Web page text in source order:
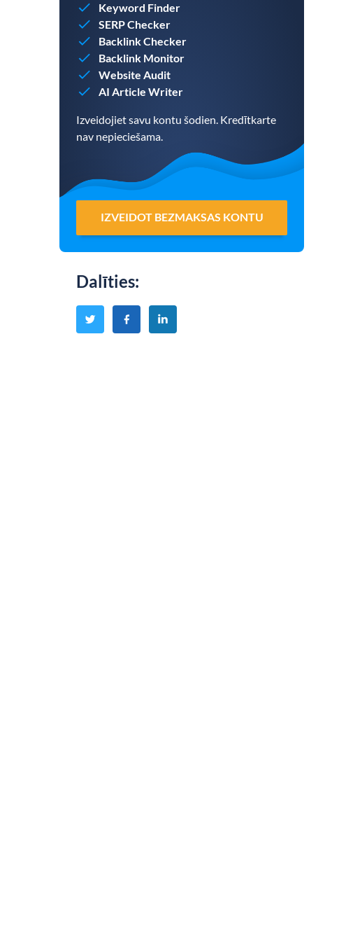
Keyword Finder
SERP Checker
Backlink Checker
Backlink Monitor
Website Audit
AI Article Writer
Izveidojiet savu kontu šodien. Kredītkarte
nav nepieciešama.
IZVEIDOT BEZMAKSAS KONTU
Dalīties: